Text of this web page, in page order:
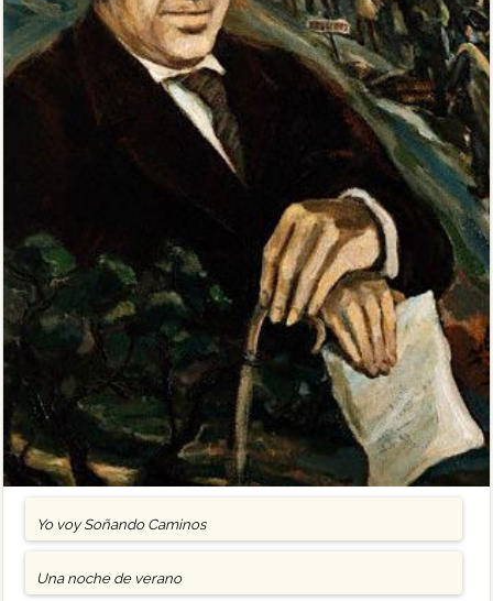
Yo voy Soñando Caminos
Una noche de verano